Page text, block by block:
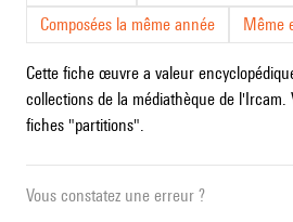
Composées la même année
Même
Cette fiche œuvre a valeur
collections de la médiathèque de l'Ircam.
fiches "partitions".
Vous constatez une erreur ?